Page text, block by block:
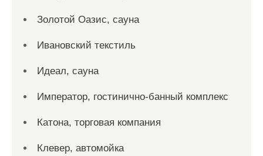
Золотой Оазис, сауна
Ивановский текстиль
Идеал, сауна
Император, гостинично-банный комплекс
Катона, торговая компания
Клевер, автомойка